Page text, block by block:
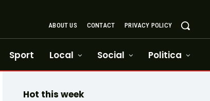
ABOUT US CONTACT PRIVACY POLICY
Sport Local Social Politica
Hot this week